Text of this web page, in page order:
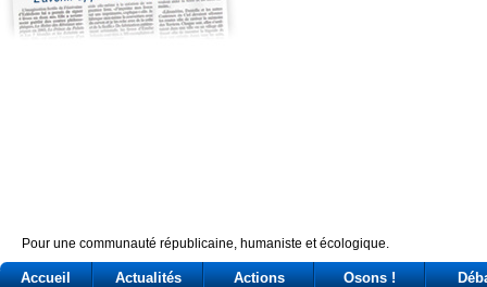
Pour une communauté républicaine, humaniste et écologique.
Accueil Actualités Actions Osons !